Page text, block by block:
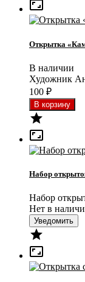

Открытка
В наличии
Художник
100 ₽


Набор
Набор
Нет в
Уведомить

